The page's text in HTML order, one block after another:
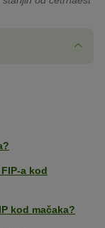
a kod
kod mačaka?